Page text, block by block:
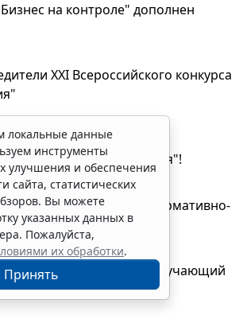
на контроле" дополнен
XXI Всероссийского конкурса
лауреаты XXI
конкурса "Правовая Россия"!
теперь анализирует нормативно-
экспресс" провел обучающий
с AI-ассистентом Искра
локальные данные
инструменты
улучшения и обеспечения
сайта, статистических
Вы можете
указанных данных в
Пожалуйста,
их обработки.
Принять